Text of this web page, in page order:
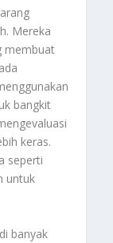
Mereka
membuat
bangkit
keras.
seperti
untuk
banyak